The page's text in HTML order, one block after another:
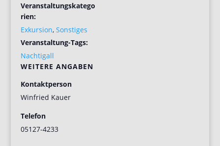
Veranstaltungskatego
rien:
Exkursion,Sonstiges
Veranstaltung-Tags:
Nachtigall
WEITERE ANGABEN
Kontaktperson
Winfried Kauer
Telefon
05127-4233